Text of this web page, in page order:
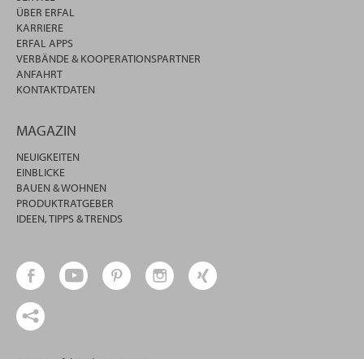
ÜBER ERFAL
KARRIERE
ERFAL APPS
VERBÄNDE & KOOPERATIONSPARTNER
ANFAHRT
KONTAKTDATEN
MAGAZIN
NEUIGKEITEN
EINBLICKE
BAUEN & WOHNEN
PRODUKTRATGEBER
IDEEN, TIPPS & TRENDS